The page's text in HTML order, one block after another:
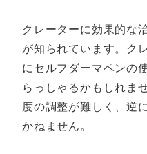
クレーターに効果的な
が知られています。ク
にセルフダーマペンの
らっしゃるかもしれま
度の調整が難しく、逆
かねません。